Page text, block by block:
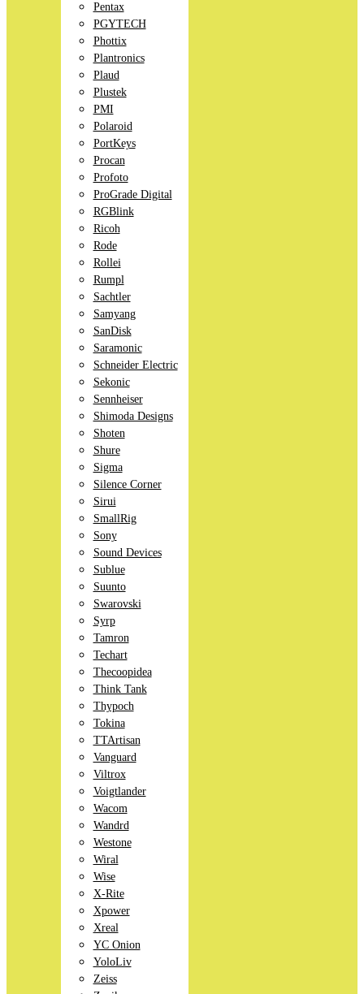
Pentax
PGYTECH
Phottix
Plantronics
Plaud
Plustek
PMI
Polaroid
PortKeys
Procan
Profoto
ProGrade Digital
RGBlink
Ricoh
Rode
Rollei
Rumpl
Sachtler
Samyang
SanDisk
Saramonic
Schneider Electric
Sekonic
Sennheiser
Shimoda Designs
Shoten
Shure
Sigma
Silence Corner
Sirui
SmallRig
Sony
Sound Devices
Sublue
Suunto
Swarovski
Syrp
Tamron
Techart
Thecoopidea
Think Tank
Thypoch
Tokina
TTArtisan
Vanguard
Viltrox
Voigtlander
Wacom
Wandrd
Westone
Wiral
Wise
X-Rite
Xpower
Xreal
YC Onion
YoloLiv
Zeiss